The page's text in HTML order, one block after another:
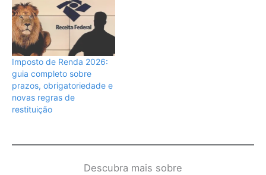
Imposto de Renda 2026:
guia completo sobre
prazos, obrigatoriedade e
novas regras de
restituição
Descubra mais sobre